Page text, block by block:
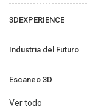
3DEXPERIENCE
Industria del Futuro
Escaneo 3D
Ver todo